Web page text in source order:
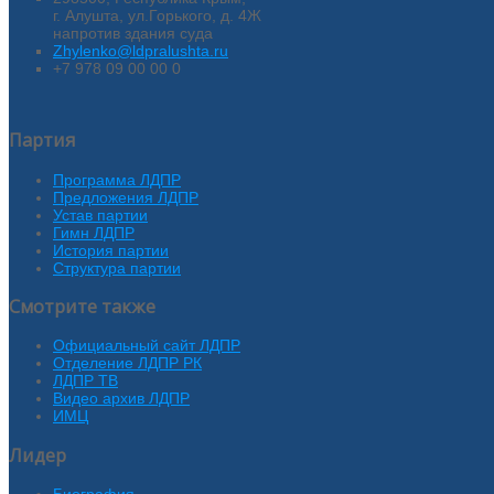
г. Алушта, ул.Горького, д. 4Ж
напротив здания суда
Zhylenko@ldpralushta.ru
+7 978 09 00 00 0
Партия
Программа ЛДПР
Предложения ЛДПР
Устав партии
Гимн ЛДПР
История партии
Структура партии
Смотрите также
Официальный сайт ЛДПР
Отделение ЛДПР РК
ЛДПР ТВ
Видео архив ЛДПР
ИМЦ
Лидер